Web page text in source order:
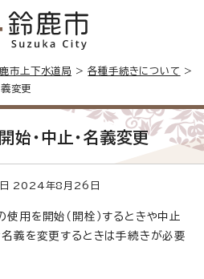
市上下水道局 >各種手続きについて >
義変更
始・中止・名義変更
2024年8月26日
用を開始（開栓）するときや中止
名義を変更するときは手続きが必要